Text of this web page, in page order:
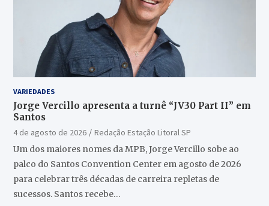
VARIEDADES
Jorge Vercillo apresenta a turnê “JV30 Part II” em
Santos
4 de agosto de 2026
Redação Estação Litoral SP
Um dos maiores nomes da MPB, Jorge Vercillo sobe ao
palco do Santos Convention Center em agosto de 2026
para celebrar três décadas de carreira repletas de
sucessos. Santos recebe…